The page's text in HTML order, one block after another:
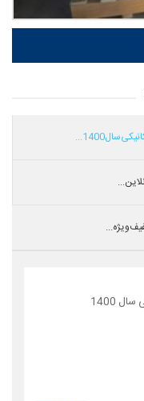
سال 1400...
ویژه...
1400